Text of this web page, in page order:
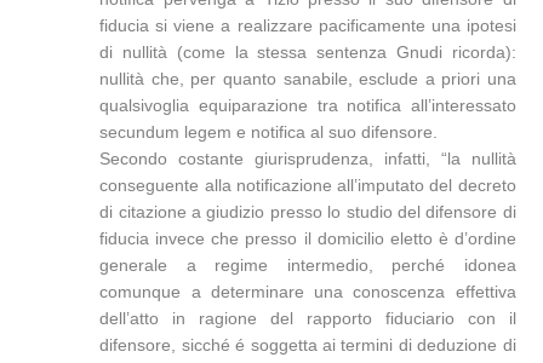
fiducia si viene a realizzare pacificamente una ipotesi
di nullità (come la stessa sentenza Gnudi ricorda):
nullità che, per quanto sanabile, esclude a priori una
qualsivoglia equiparazione tra notifica all’interessato
secundum legem e notifica al suo difensore.
Secondo costante giurisprudenza, infatti, “la nullità
conseguente alla notificazione all’imputato del decreto
di citazione a giudizio presso lo studio del difensore di
fiducia invece che presso il domicilio eletto è d’ordine
generale a regime intermedio, perché idonea
comunque a determinare una conoscenza effettiva
dell’atto in ragione del rapporto fiduciario con il
difensore, sicché é soggetta ai termini di deduzione di